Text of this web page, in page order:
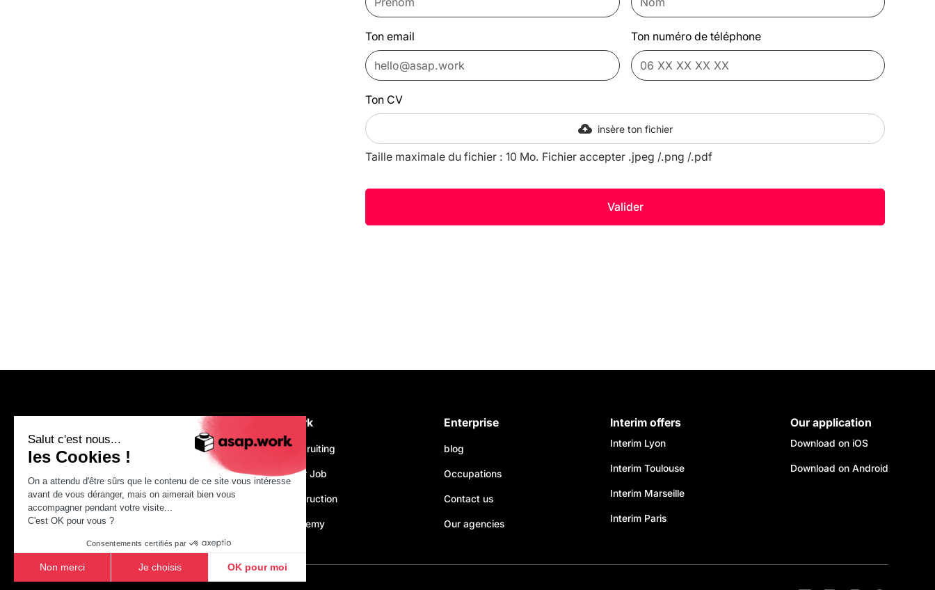
Salut c'est nous...
les Cookies !
On a attendu d'être sûrs que le contenu de ce site vous intéresse
avant de vous déranger, mais on aimerait bien vous
accompagner pendant votre visite...
C'est OK pour vous ?
Consentements certifiés par
Non merci Je choisis OK pour moi
Ton email Ton numéro de téléphone
Ton CV
insère ton fichier
Taille maximale du fichier : 10 Mo. Fichier accepter .jpeg /.png /.pdf
asap.work
We are recruiting
Make Your Job
Just Construction
asap.academy
Enterprise
blog
Occupations
Contact us
Our agencies
Interim offers
Interim Lyon
Interim Toulouse
Interim Marseille
Interim Paris
Our application
Download on iOS
Download on Android